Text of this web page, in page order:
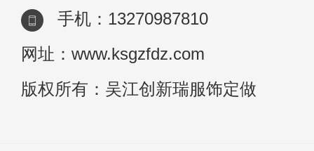
手机：13270987810
网址：www.ksgzfdz.com
版权所有：吴江创新瑞服饰定做